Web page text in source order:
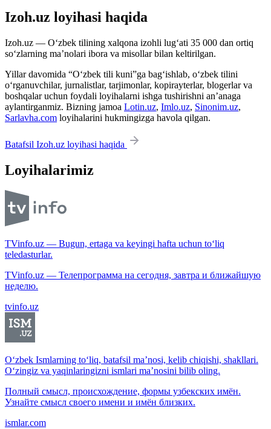
Izoh.uz loyihasi haqida
Izoh.uz — O‘zbek tilining xalqona izohli lug‘ati 35 000 dan ortiq
so‘zlarning ma’nolari ibora va misollar bilan keltirilgan.
Yillar davomida “O‘zbek tili kuni”ga bag‘ishlab, o‘zbek tilini
o‘rganuvchilar, jurnalistlar, tarjimonlar, kopirayterlar, blogerlar va
boshqalar uchun foydali loyihalarni ishga tushirishni an’anaga
aylantirganmiz. Bizning jamoa Lotin.uz, Imlo.uz, Sinonim.uz,
Sarlavha.com loyihalarini hukmingizga havola qilgan.
Batafsil Izoh.uz loyihasi haqida
Loyihalarimiz
TVinfo.uz — Bugun, ertaga va keyingi hafta uchun to‘liq
teledasturlar.
TVinfo.uz — Телепрограмма на сегодня, завтра и ближайшую
неделю.
tvinfo.uz
O‘zbek Ismlarning to‘liq, batafsil ma’nosi, kelib chiqishi, shakllari.
O‘zingiz va yaqinlaringizni ismlari ma’nosini bilib oling.
Полный смысл, происхождение, формы узбекских имён.
Узнайте смысл своего имени и имён близких.
ismlar.com